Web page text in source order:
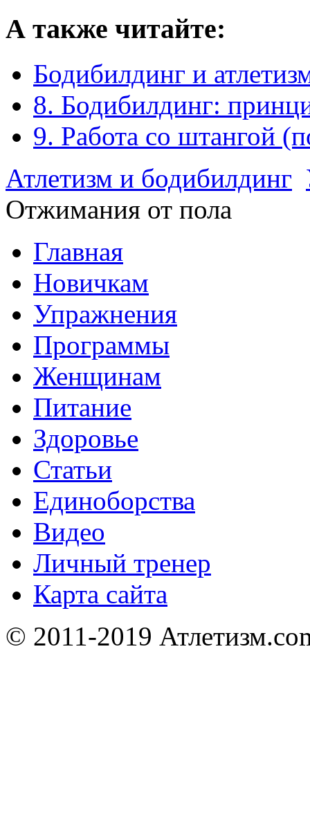
А также читайте:
Бодибилдинг и
8. Бодибилдинг:
9. Работа со штангой
Атлетизм и бодибилдинг
Отжимания от пола
Главная
Новичкам
Упражнения
Программы
Женщинам
Питание
Здоровье
Статьи
Единоборства
Видео
Личный тренер
Карта сайта
© 2011-2019